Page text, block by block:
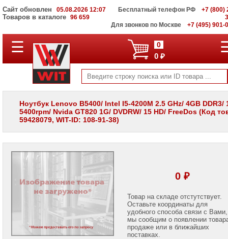
Сайт обновлен 05.08.2026 12:07
Товаров в каталоге 96 659
Бесплатный телефон РФ
+7 (800)
Для звонков по Москве
+7 (495) 901-
ПОЛНЫЙ
КАТАЛОГ
Корпоративные
серверы
WIT
Системы
хранения
данных
Мониторы
LCD
панели
проекторов
☰ 0
0 ₽
Ноутбук Lenovo B5400/ Intel I5-4200M 2.5 GHz/ 4GB DDR3/
5400rpm/ Nvida GT820 1G/ DVDRW/ 15 HD/ FreeDos (Код
59428079, WIT-ID: 108-91-38)
0 ₽
Товар на складе отстутствует.
Оставьте координаты для
удобного способа связи с Вами,
мы сообщим о появлении
продаже или в ближайших
поставках.